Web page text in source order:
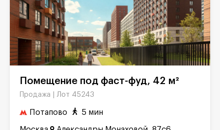
Помещение под фаст-фуд, 42 м²
Продажа | Лот 45243
Потапово 5 мин